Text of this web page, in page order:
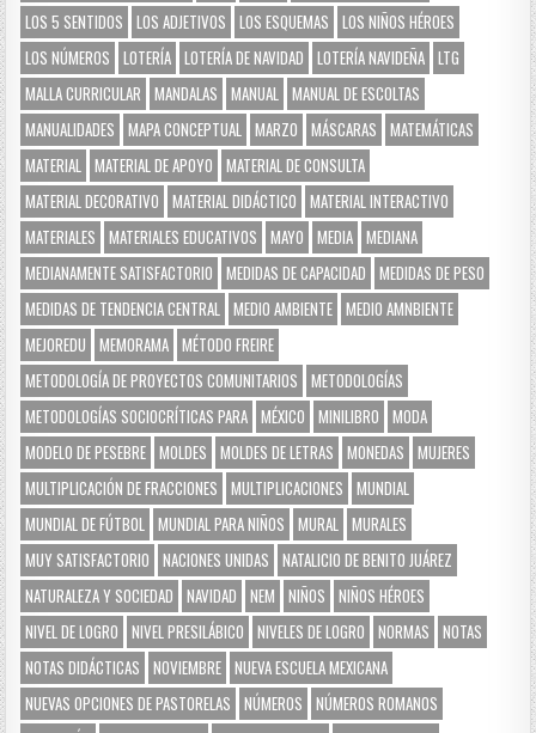
LOS 5 SENTIDOS
LOS ADJETIVOS LOS ESQUEMAS
LOS NIÑOS HÉROES
LOS NÚMEROS
LOTERÍA LOTERÍA DE NAVIDAD LOTERÍA NAVIDEÑA LTG
MALLA CURRICULAR
MANDALAS MANUAL MANUAL DE ESCOLTAS
MANUALIDADES
MAPA CONCEPTUAL MARZO MÁSCARAS
MATEMÁTICAS
MATERIAL MATERIAL DE APOYO
MATERIAL DE CONSULTA
MATERIAL DECORATIVO
MATERIAL DIDÁCTICO
MATERIAL INTERACTIVO
MATERIALES
MATERIALES EDUCATIVOS MAYO MEDIA MEDIANA
MEDIANAMENTE SATISFACTORIO
MEDIDAS DE CAPACIDAD
MEDIDAS DE PESO
MEDIDAS DE TENDENCIA CENTRAL MEDIO AMBIENTE MEDIO AMNBIENTE
MEJOREDU
MEMORAMA MÉTODO FREIRE
METODOLOGÍA DE PROYECTOS COMUNITARIOS
METODOLOGÍAS
METODOLOGÍAS SOCIOCRÍTICAS PARA MÉXICO MINILIBRO
MODA
MODELO DE PESEBRE MOLDES MOLDES DE LETRAS MONEDAS
MUJERES
MULTIPLICACIÓN DE FRACCIONES
MULTIPLICACIONES
MUNDIAL
MUNDIAL DE FÚTBOL MUNDIAL PARA NIÑOS MURAL MURALES
MUY SATISFACTORIO
NACIONES UNIDAS
NATALICIO DE BENITO JUÁREZ
NATURALEZA Y SOCIEDAD
NAVIDAD NEM NIÑOS
NIÑOS HÉROES
NIVEL DE LOGRO
NIVEL PRESILÁBICO NIVELES DE LOGRO NORMAS
NOTAS
NOTAS DIDÁCTICAS
NOVIEMBRE NUEVA ESCUELA MEXICANA
NUEVAS OPCIONES DE PASTORELAS
NÚMEROS
NÚMEROS ROMANOS